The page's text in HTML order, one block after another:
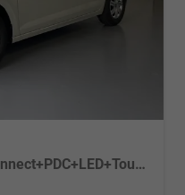
1.0 MPI Sitzheizung+AppConnect+PDC+LED+Touch+Lichtsensor+MultiLenkrad